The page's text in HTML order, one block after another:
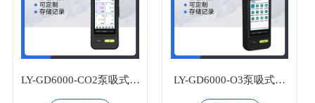
LY-GD6000-CO2泵吸式二 LY-GD6000-O3泵吸式臭